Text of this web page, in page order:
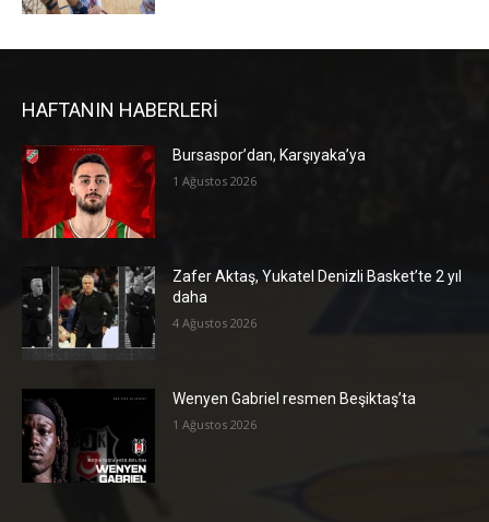
HAFTANIN HABERLERİ
Bursaspor’dan, Karşıyaka’ya
1 Ağustos 2026
Zafer Aktaş, Yukatel Denizli Basket’te 2 yıl
daha
4 Ağustos 2026
Wenyen Gabriel resmen Beşiktaş’ta
1 Ağustos 2026